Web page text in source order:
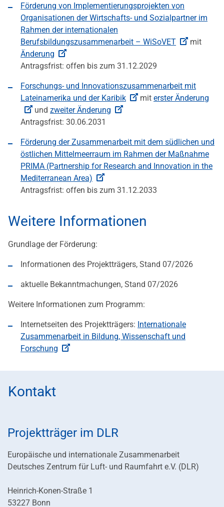
Förderung von Implementierungsprojekten von
Organisationen der Wirtschafts- und Sozialpartner im
Rahmen der internationalen
Berufsbildungszusammenarbeit – WiSoVET
mit
Änderung
Antragsfrist: offen bis zum 31.12.2029
Forschungs- und Innovationszusammenarbeit mit
Lateinamerika und der Karibik
mit erster Änderung
und zweiter Änderung
Antragsfrist: 30.06.2031
Förderung der Zusammenarbeit mit dem südlichen und
östlichen Mittelmeerraum im Rahmen der Maßnahme
PRIMA (Partnership for Research and Innovation in the
Mediterranean Area)
Antragsfrist: offen bis zum 31.12.2033
Weitere Informationen
Grundlage der Förderung:
Informationen des Projektträgers, Stand 07/2026
aktuelle Bekanntmachungen, Stand 07/2026
Weitere Informationen zum Programm:
Internetseiten des Projektträgers: Internationale
Zusammenarbeit in Bildung, Wissenschaft und
Forschung
Kontakt
Projektträger im DLR
Europäische und internationale Zusammenarbeit
Deutsches Zentrum für Luft- und Raumfahrt e.V. (DLR)
Heinrich-Konen-Straße 1
53227 Bonn